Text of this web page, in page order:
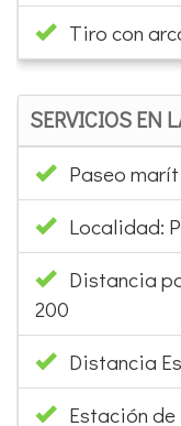
Tiro con
SERVICIOS EN
Paseo
Localidad:
Distancia
200
Distancia
Estación de